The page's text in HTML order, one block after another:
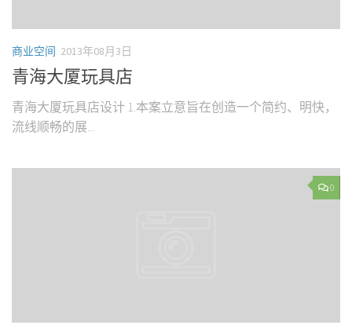
商业空间 2013年08月3日
青海大厦玩具店
青海大厦玩具店设计 1.本案立意旨在创造一个简约、明快，
流线顺畅的展...
0